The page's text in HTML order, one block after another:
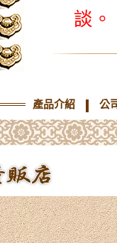
談。
產品介紹 公